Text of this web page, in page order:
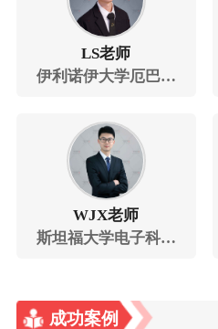
LS老师
伊利诺伊大学厄巴纳
机工程博士
WJX老师
斯坦福大学电子科学
工程博士
成功案例